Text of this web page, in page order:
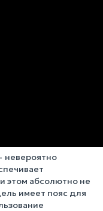
этом абсолютно не
имеет пояс для